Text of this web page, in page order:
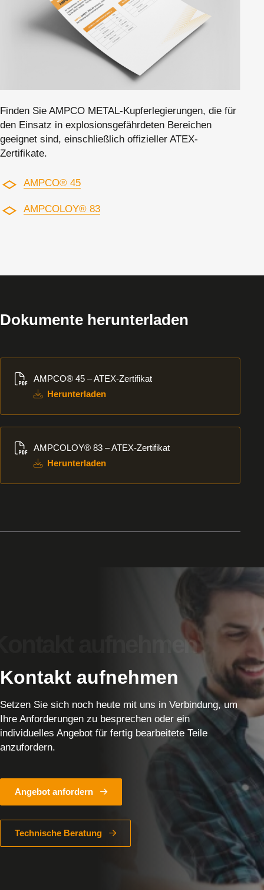
Finden Sie AMPCO METAL-Kupferlegierungen, die für
den Einsatz in explosionsgefährdeten Bereichen
geeignet sind, einschließlich offizieller ATEX-
Zertifikate.
AMPCO® 45
AMPCOLOY® 83
Dokumente herunterladen
AMPCO® 45 – ATEX-Zertifikat
Herunterladen
AMPCOLOY® 83 – ATEX-Zertifikat
Herunterladen
Kontakt aufnehmen
Setzen Sie sich noch heute mit uns in Verbindung, um
Ihre Anforderungen zu besprechen oder ein
individuelles Angebot für fertig bearbeitete Teile
anzufordern.
Angebot anfordern
Technische Beratung